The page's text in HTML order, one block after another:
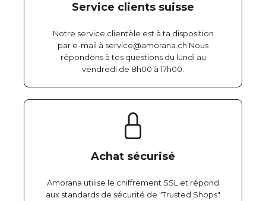
Service clients suisse
Notre service clientèle est à ta disposition
par e-mail à service@amorana.ch Nous
répondons à tes questions du lundi au
vendredi de 8h00 à 17h00.
Achat sécurisé
Amorana utilise le chiffrement SSL et répond
aux standards de sécurité de "Trusted Shops"